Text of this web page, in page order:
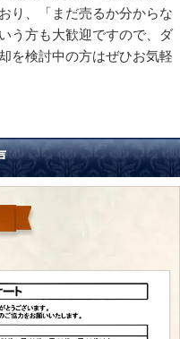
り、「まだ売るか分からな
う方も大歓迎ですので、ダ
を検討中の方はぜひお気軽